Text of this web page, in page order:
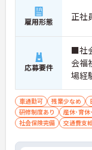
雇用形態 正社
応募要件
■社
会福
場経
車通勤可 残業少なめ
研修制度あり
産休･育休
社会保険完備
交通費支